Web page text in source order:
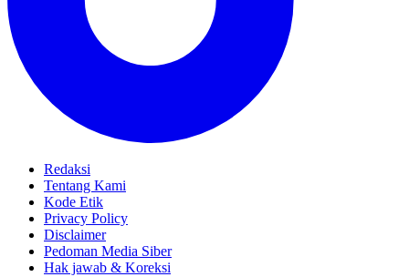
Redaksi
Tentang Kami
Kode Etik
Privacy Policy
Disclaimer
Pedoman Media Siber
Hak jawab & Koreksi